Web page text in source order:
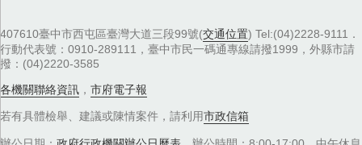
407610臺中市西屯區臺灣大道三段99號(交通位置) Tel:(04)2228-9111．
行動代表號：0910-289111，臺中市民一碼通專線請撥1999，外縣市請
撥：(04)2220-3585
各機關聯絡資訊 ， 市府電子報
若有具體檢舉、建議或陳情案件，請利用市政信箱